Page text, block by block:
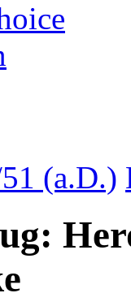
(a.D.)